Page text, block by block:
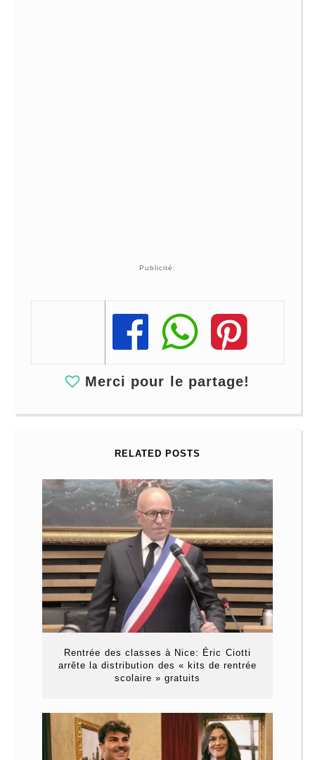
Publicité:
Share
Share
Share
Merci pour le partage!
RELATED POSTS
Rentrée des classes à Nice: Éric Ciotti
arrête la distribution des « kits de rentrée
scolaire » gratuits